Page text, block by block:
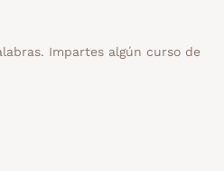
Impartes algún curso de